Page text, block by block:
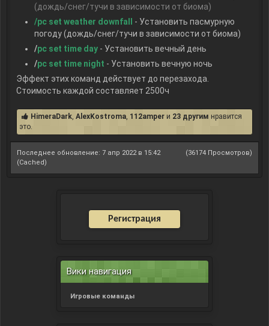
(дождь/снег/тучи в зависимости от биома)
/pc set weather downfall
- Установить пасмурную
погоду (дождь/снег/тучи в зависимости от биома)
/pc set time day - Установить вечный день
/pc set time night - Установить вечную ночь
Эффект этих команд действует до перезахода.
Стоимость каждой составляет 2500ч
HimeraDark, AlexKostroma, 112amper и 23 другим нравится
это.
(36174 Просмотров)
Последнее обновление: 7 апр 2022 в 15:42
(Cached)
Регистрация
Вики навигация
Игровые команды